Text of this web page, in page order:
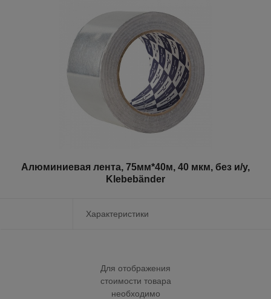
Алюминиевая лента, 75мм*40м, 40 мкм, без и/у,
Klebebänder
Характеристики
Для отображения
стоимости товара
необходимо